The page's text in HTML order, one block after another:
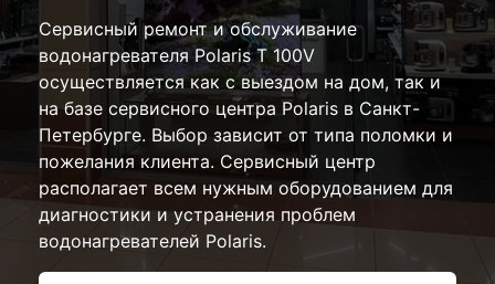
Сервисный ремонт и обслуживание
водонагревателя Polaris T 100V
осуществляется как с выездом на дом, так и
на базе сервисного центра Polaris в Санкт-
Петербурге. Выбор зависит от типа поломки и
пожелания клиента. Сервисный центр
располагает всем нужным оборудованием для
диагностики и устранения проблем
водонагревателей Polaris.